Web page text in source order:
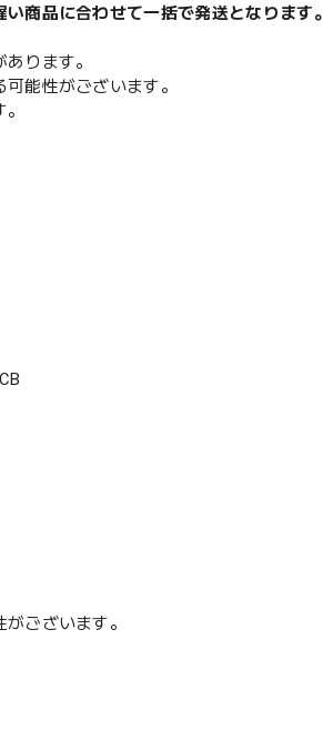
商品に合わせて一括で発送となります。
ります。
能性がございます。
ございます。